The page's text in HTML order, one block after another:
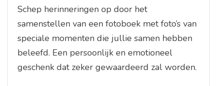
Schep herinneringen op door het
samenstellen van een fotoboek met foto’s van
speciale momenten die jullie samen hebben
beleefd. Een persoonlijk en emotioneel
geschenk dat zeker gewaardeerd zal worden.